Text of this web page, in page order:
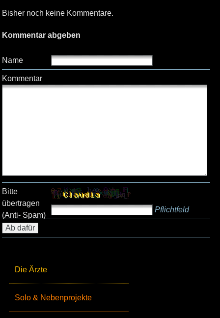
Die Ärzte
Solo & Nebenprojekte
Bisher noch keine Kommentare.
Kommentar abgeben
Name
Kommentar
Bitte
übertragen
(Anti- Spam)
Pflichtfeld